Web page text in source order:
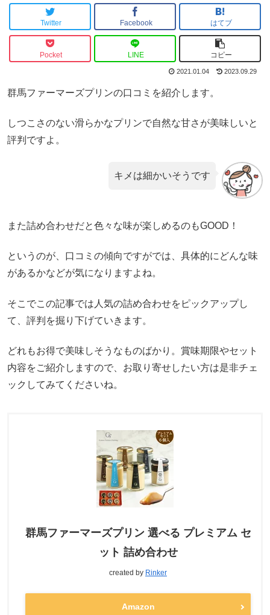
Twitter Facebook はてブ
Pocket LINE コピー
2021.01.04 2023.09.29
群馬ファーマーズプリンの口コミを紹介します。
しつこさのない滑らかなプリンで自然な甘さが美味しいと
評判ですよ。
キメは細かいそうです
また詰め合わせだと色々な味が楽しめるのもGOOD！
というのが、口コミの傾向ですがでは、具体的にどんな味
があるかなどが気になりますよね。
そこでこの記事では人気の詰め合わせをピックアップし
て、評判を掘り下げていきます。
どれもお得で美味しそうなものばかり。賞味期限やセット
内容をご紹介しますので、お取り寄せしたい方は是非チェ
ックしてみてくださいね。
群馬ファーマーズプリン 選べる プレミアム セ
ット 詰め合わせ
created by Rinker
Amazon